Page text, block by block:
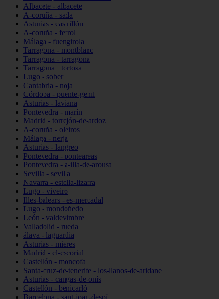
Albacete - albacete
A-coruña - sada
Asturias - castrillón
A-coruña - ferrol
Málaga - fuengirola
Tarragona - montblanc
Tarragona - tarragona
Tarragona - tortosa
Lugo - sober
Cantabria - noja
Córdoba - puente-genil
Asturias - laviana
Pontevedra - marín
Madrid - torrejón-de-ardoz
A-coruña - oleiros
Málaga - nerja
Asturias - langreo
Pontevedra - ponteareas
Pontevedra - a-illa-de-arousa
Sevilla - sevilla
Navarra - estella-lizarra
Lugo - viveiro
Illes-balears - es-mercadal
Lugo - mondoñedo
León - valdevimbre
Valladolid - rueda
álava - laguardia
Asturias - mieres
Madrid - el-escorial
Castellón - moncofa
Santa-cruz-de-tenerife - los-llanos-de-aridane
Asturias - cangas-de-onís
Castellón - benicarló
Barcelona - sant-joan-despí